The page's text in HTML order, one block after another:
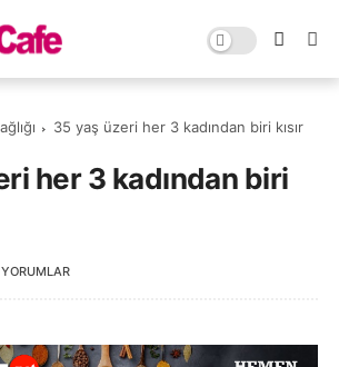
35 yaş üzeri her 3 kadından biri kısır
her 3 kadından biri